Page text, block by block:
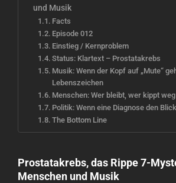
und Musik
Facts
Episode 012
Einstieg / Kernproblem
Status: Klartext – Prostatakrebs
Musik: Wenn der Kopf auf „Mute“
Lebenszeichen
Menschen: Wer bleibt, wer kippt weg
Politik: Wenn eine Diagnose den
The Bottom Line
Prostatakrebs, das Rippe 7-
Menschen und Musik